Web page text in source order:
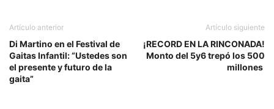
Artículo anterior
Di Martino en el Festival de
Gaitas Infantil: ‎“Ustedes son
el presente y futuro de la
gaita”
Artículo siguiente
¡RECORD EN LA RINCONADA!
Monto del 5y6 trepó los 500
millones